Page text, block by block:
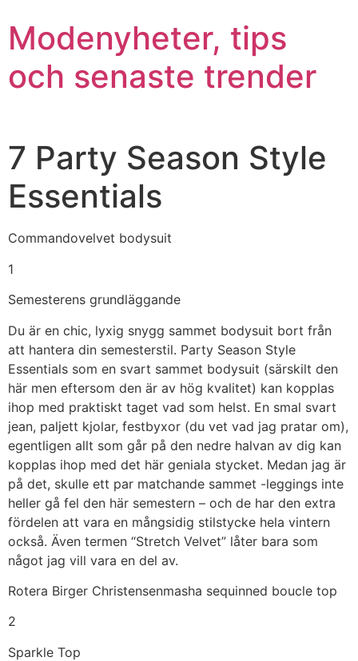
Modenyheter, tips
och senaste trender
7 Party Season Style
Essentials
Commandovelvet bodysuit
1
Semesterens grundläggande
Du är en chic, lyxig snygg sammet bodysuit bort från
att hantera din semesterstil. Party Season Style
Essentials som en svart sammet bodysuit (särskilt den
här men eftersom den är av hög kvalitet) kan kopplas
ihop med praktiskt taget vad som helst. En smal svart
jean, paljett kjolar, festbyxor (du vet vad jag pratar om),
egentligen allt som går på den nedre halvan av dig kan
kopplas ihop med det här geniala stycket. Medan jag är
på det, skulle ett par matchande sammet -leggings inte
heller gå fel den här semestern – och de har den extra
fördelen att vara en mångsidig stilstycke hela vintern
också. Även termen “Stretch Velvet” låter bara som
något jag vill vara en del av.
Rotera Birger Christensenmasha sequinned boucle top
2
Sparkle Top